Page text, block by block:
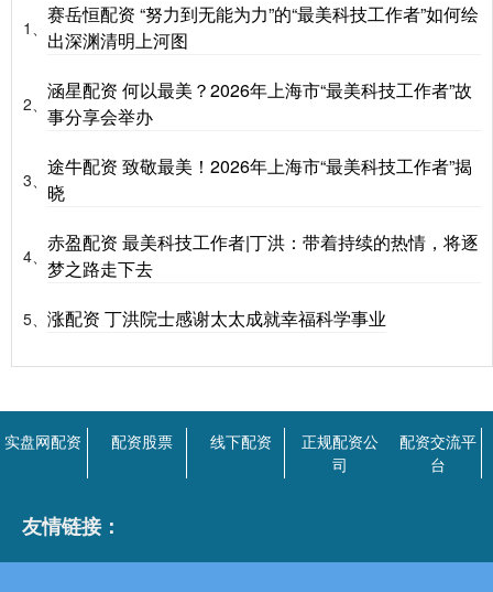
1、
赛岳恒配资 “努力到无能为力”的“最美科技工作者”如何绘
出深渊清明上河图
2、
涵星配资 何以最美？2026年上海市“最美科技工作者”故
事分享会举办
3、
途牛配资 致敬最美！2026年上海市“最美科技工作者”揭
晓
4、
赤盈配资 最美科技工作者|丁洪：带着持续的热情，将逐
梦之路走下去
5、 涨配资 丁洪院士感谢太太成就幸福科学事业
实盘网配资 配资股票 线下配资
正规配资公
司
配资交流平
台
友情链接：